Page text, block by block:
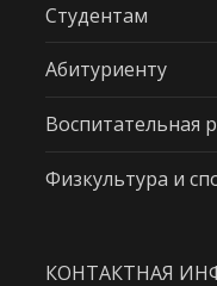
Студентам
Абитуриенту
Воспитательная
Физкультура и
КОНТАКТНАЯ